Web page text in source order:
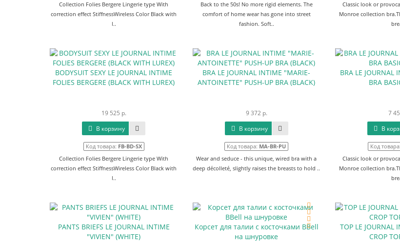
Collection Folies Bergere Lingerie type With
correction effect StiffnessWireless Color Black with
l..
Back to the 50s! No more rigid elements. The
comfort of home wear has gone into street
fashion. Soft..
Classic look or
Monroe collection
BODYSUIT SEXY LE JOURNAL INTIME
FOLIES BERGERE (BLACK WITH LUREX)
19 525 р.
В корзину
Код товара: FB-BD-SX
Collection Folies Bergere Lingerie type With
correction effect StiffnessWireless Color Black with
l..
BRA LE JOURNAL INTIME "MARIE-
ANTOINETTE" PUSH-UP BRA (BLACK)
9 372 р.
В корзину
Код товара: MA-BR-PU
Wear and seduce - this unique, wired bra with a
deep décolleté, slightly raises the breasts to hold ..
BRA LE JOURNAL
BRA
7
В
Код товара:
Classic look or
Monroe collection
PANTS BRIEFS LE JOURNAL INTIME
"VIVIEN" (WHITE)
Корсет для талии c косточками BBell
на шнуровке
TOP LE JOURNAL
CROP